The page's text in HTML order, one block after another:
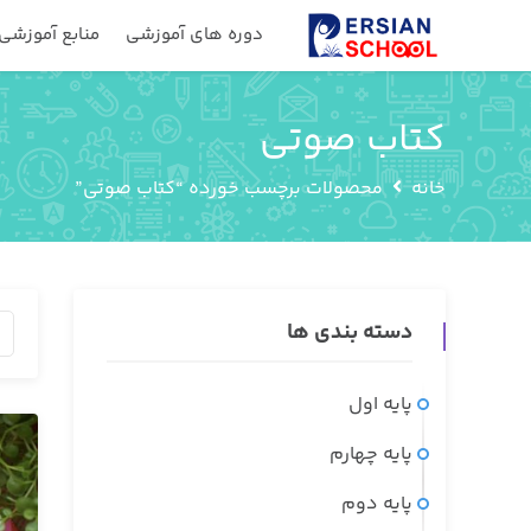
دوره های آموزشی منابع آموزشی
کتاب صوتی
خانه محصولات برچسب خورده “کتاب صوتی”
دسته بندی ها
پایه اول
پایه چهارم
پایه دوم